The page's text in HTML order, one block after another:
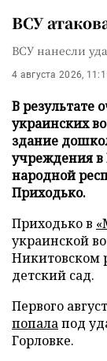
ВСУ
ВСУ нанесли
4 августа 2026,
В результате
украинских
здание
учреждения
народной
Приходько.
Приходько в
украинской
Никитовском
детский сад.
Первого
попалапод
Горловке.